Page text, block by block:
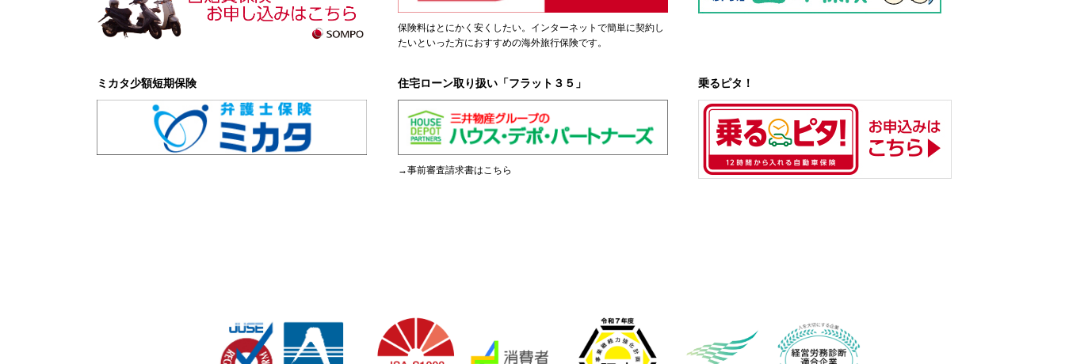
保険料はとにかく安くしたい。インターネットで簡単に契約し
たいといった方におすすめの海外旅行保険です。
ミカタ少額短期保険 住宅ローン取り扱い「フラット３５」
→事前審査請求書はこちら
乗るピタ！